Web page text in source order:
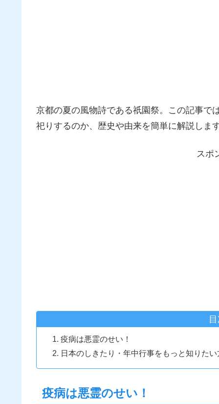
京都の夏の風物詩である祇園祭。この記事で
祀りするのか、歴史や由来を簡単に解説しま
スポ
疫病は悪霊のせい！
日本のしきたり・年中行事をもっと知りた
疫病は悪霊のせい！